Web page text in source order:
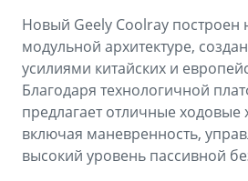
Новый Geely Coolray построен
модульной архитектуре,
усилиями китайских и
Благодаря технологичной
предлагает отличные ходовые
включая маневренность,
высокий уровень пассивной